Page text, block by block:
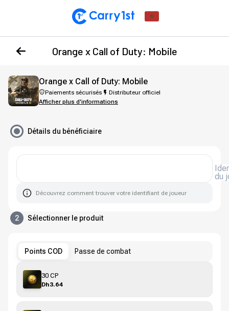
Orange x Call of Duty: Mobile
Orange x Call of Duty: Mobile
Paiements sécurisés
Distributeur officiel
Afficher plus d'informations
Détails du bénéficiaire
Identifiant
du
Découvrez comment trouver votre identifiant de joueur
2 Sélectionner le produit
Points COD Passe de combat
30 CP
Dh3.64